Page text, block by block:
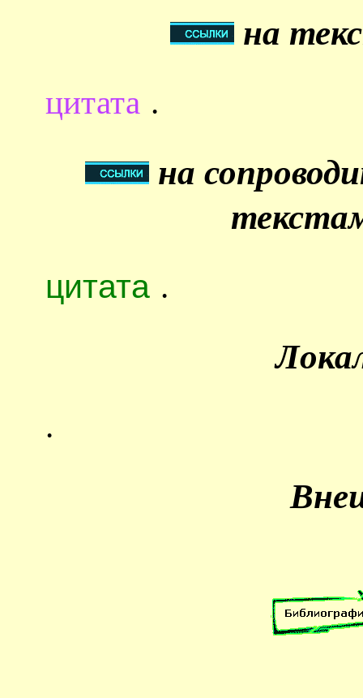
на
цитата .
на
цитата .
.